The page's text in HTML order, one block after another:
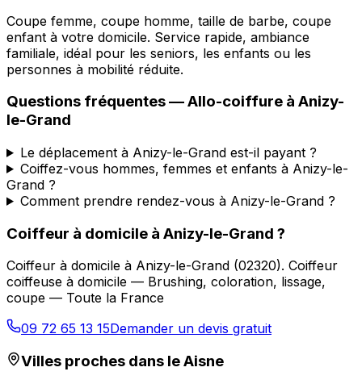
Coupe femme, coupe homme, taille de barbe, coupe
enfant à votre domicile. Service rapide, ambiance
familiale, idéal pour les seniors, les enfants ou les
personnes à mobilité réduite.
Questions fréquentes —Allo-coiffure à Anizy-
le-Grand
Le déplacement à Anizy-le-Grand est-il payant ?
Coiffez-vous hommes, femmes et enfants à Anizy-le-
Grand ?
Comment prendre rendez-vous à Anizy-le-Grand ?
Coiffeur à domicile à Anizy-le-Grand ?
Coiffeur à domicile à Anizy-le-Grand (02320). Coiffeur
coiffeuse à domicile — Brushing, coloration, lissage,
coupe — Toute la France
09 72 65 13 15Demander un devis gratuit
Villes proches dans leAisne